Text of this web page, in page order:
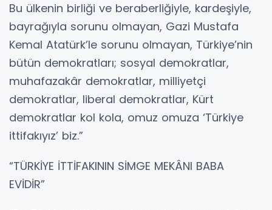
Bu ülkenin birliği ve beraberliğiyle, kardeşiyle,
bayrağıyla sorunu olmayan, Gazi Mustafa
Kemal Atatürk’le sorunu olmayan, Türkiye’nin
bütün demokratları; sosyal demokratlar,
muhafazakâr demokratlar, milliyetçi
demokratlar, liberal demokratlar, Kürt
demokratlar kol kola, omuz omuza ‘Türkiye
ittifakıyız’ biz.”
“TÜRKİYE İTTİFAKININ SİMGE MEKÂNI BABA
EVİDİR”